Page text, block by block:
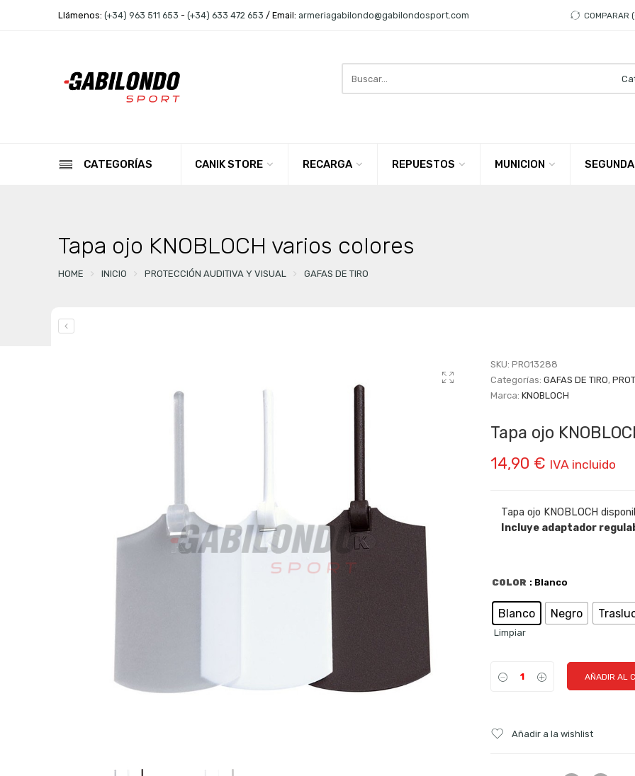
Llámenos: (+34) 963 511 653 - (+34) 633 472 653 / Email: armeriagabilondo@gabilondosport.com COMPARAR
here
CATEGORÍAS CANIK STORE RECARGA REPUESTOS MUNICION
Tapa ojo KNOBLOCH varios colores
HOME INICIO PROTECCIÓN AUDITIVA Y VISUAL GAFAS DE TIRO
SKU: PRO13288
Categorías: GAFAS DE TIRO,
Marca: KNOBLOCH
Tapa ojo
14,90 € IVA incluido
Tapa ojo KNOBLOCH
Incluye adaptador
COLOR : Blanco
Blanco Negro
Limpiar
AÑADIR AL
Añadir a la wishlist